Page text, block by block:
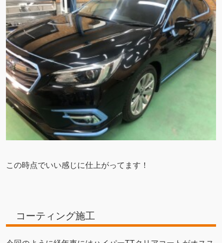
この時点でいい感じに仕上がってます！
コーティング施工